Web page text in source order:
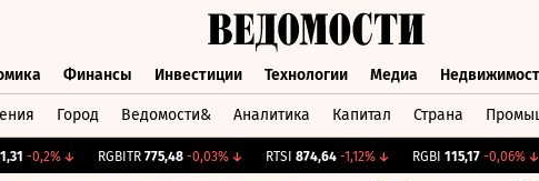
Финансы Инвестиции Технологии Медиа
Город Ведомости& Аналитика Капитал Страна
-0,2%↓ RGBITR 775,48 -0,03%↓ RTSI 874,64 -1,12%↓ RGBI 115,17 -0,06%↓